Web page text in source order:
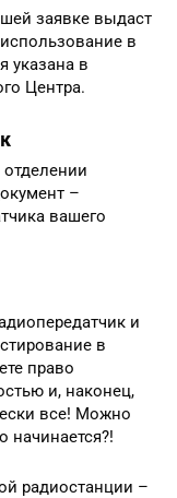
заявке выдаст
в
указана в
Центра.
–
вашего
и
в
право
и, наконец,
все! Можно
начинается?!
радиостанции –